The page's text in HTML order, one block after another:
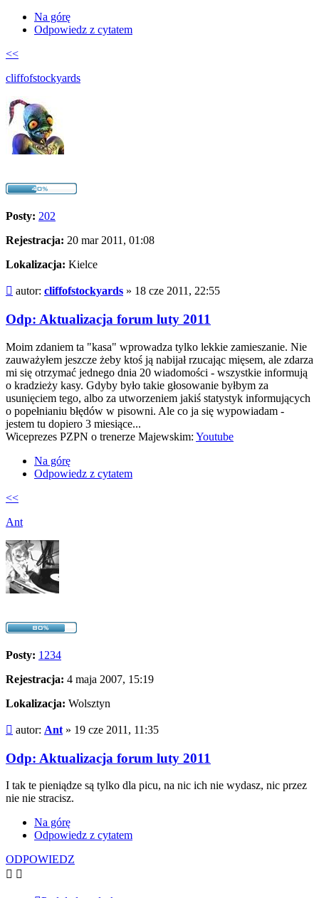
Na górę
Odpowiedz z cytatem
<<
cliffofstockyards
Posty: 202
Rejestracja: 20 mar 2011, 01:08
Lokalizacja: Kielce
Post
autor: cliffofstockyards » 18 cze 2011, 22:55
Odp: Aktualizacja forum luty 2011
Moim zdaniem ta "kasa" wprowadza tylko lekkie zamieszanie. Nie
zauważyłem jeszcze żeby ktoś ją nabijał rzucając mięsem, ale zdarza
mi się otrzymać jednego dnia 20 wiadomości - wszystkie informują
o kradzieży kasy. Gdyby było takie głosowanie byłbym za
usunięciem tego, albo za utworzeniem jakiś statystyk informujących
o popełnianiu błędów w pisowni. Ale co ja się wypowiadam -
jestem tu dopiero 3 miesiące...
Wiceprezes PZPN o trenerze Majewskim: Youtube
Na górę
Odpowiedz z cytatem
<<
Ant
Posty: 1234
Rejestracja: 4 maja 2007, 15:19
Lokalizacja: Wolsztyn
Post
autor: Ant » 19 cze 2011, 11:35
Odp: Aktualizacja forum luty 2011
I tak te pieniądze są tylko dla picu, na nic ich nie wydasz, nic przez
nie nie stracisz.
Na górę
Odpowiedz z cytatem
ODPOWIEDZ